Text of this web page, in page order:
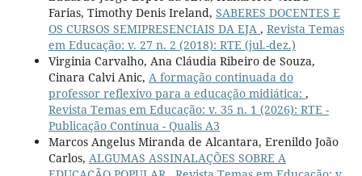
Farias, Timothy Denis Ireland, SABERES DOCENTES E
OS CURSOS SEMIPRESENCIAIS DA EJA , Revista Temas
em Educação: v. 27 n. 2 (2018): RTE (jul.-dez.)
Virginia Carvalho, Ana Cláudia Ribeiro de Souza,
Cinara Calvi Anic, A formação continuada do
professor reflexivo para a educação midiática: ,
Revista Temas em Educação: v. 35 n. 1 (2026): RTE -
Publicação Contínua - Qualis A3
Marcos Angelus Miranda de Alcantara, Erenildo João
Carlos, ALGUMAS ASSINALAÇÕES SOBRE A